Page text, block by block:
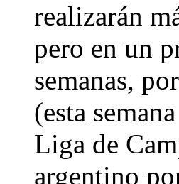
realizarán
pero en un
semanas,
(esta
Liga de
argentino